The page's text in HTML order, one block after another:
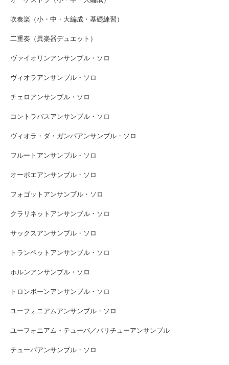
吹奏楽（小・中・大編成・基礎練習）
二重奏（異楽器デュエット）
ヴァイオリンアンサンブル・ソロ
ヴィオラアンサンブル・ソロ
チェロアンサンブル・ソロ
コントラバスアンサンブル・ソロ
ヴィオラ・ダ・ガンバアンサンブル・ソロ
フルートアンサンブル・ソロ
オーボエアンサンブル・ソロ
フォゴットアンサンブル・ソロ
クラリネットアンサンブル・ソロ
サックスアンサンブル・ソロ
トランペットアンサンブル・ソロ
ホルンアンサンブル・ソロ
トロンボーンアンサンブル・ソロ
ユーフォニアムアンサンブル・ソロ
ユーフォニアム・テューバ／バリチューアンサンブル
テューバアンサンブル・ソロ